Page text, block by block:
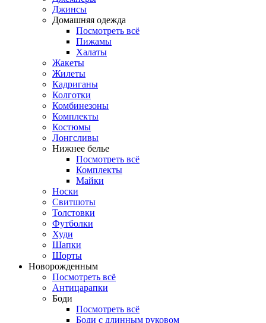
Джинсы
Домашняя одежда
Посмотреть всё
Пижамы
Халаты
Жакеты
Жилеты
Кадриганы
Колготки
Комбинезоны
Комплекты
Костюмы
Лонгсливы
Нижнее белье
Посмотреть всё
Комплекты
Майки
Носки
Свитшоты
Толстовки
Футболки
Худи
Шапки
Шорты
Новорожденным
Посмотреть всё
Антицарапки
Боди
Посмотреть всё
Боди с длинным руковом